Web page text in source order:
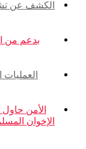
الكشف عن
بدعم من
الأمن
الإخوان